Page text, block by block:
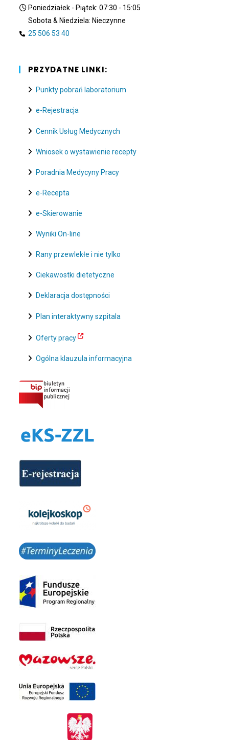
Poniedziałek - Piątek: 07:30 - 15:05
Sobota & Niedziela: Nieczynne
25 506 53 40
PRZYDATNE LINKI:
Punkty pobrań laboratorium
e-Rejestracja
Cennik Usług Medycznych
Wniosek o wystawienie recepty
Poradnia Medycyny Pracy
e-Recepta
e-Skierowanie
Wyniki On-line
Rany przewlekłe i nie tylko
Ciekawostki dietetyczne
Deklaracja dostępności
Plan interaktywny szpitala
Oferty pracy
Ogólna klauzula informacyjna